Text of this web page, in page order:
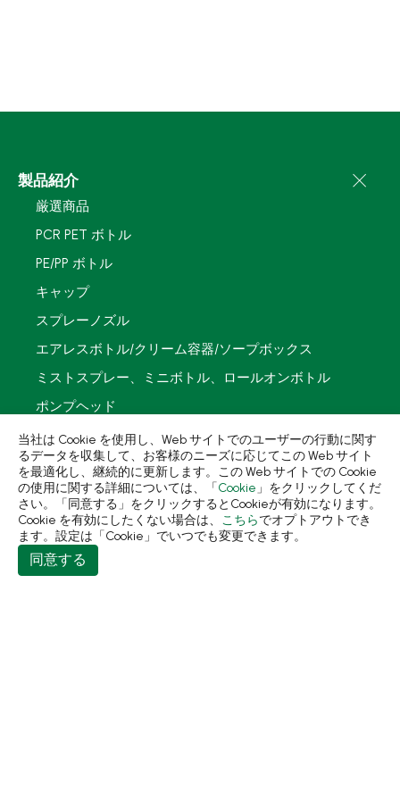
製品紹介
厳選商品
PCR PET ボトル
PE/PP ボトル
キャップ
スプレーノズル
エアレスボトル/クリーム容器/ソープボックス
ミストスプレー、ミニボトル、ロールオンボトル
ポンプヘッド
PCR PETプリフォーム
再生資源製品
技術力
使用用途
持続可能な経営
当社は Cookie を使用し、Web サイトでのユーザーの行動に関す
るデータを収集して、お客様のニーズに応じてこの Web サイト
を最適化し、継続的に更新します。この Web サイトでの Cookie
の使用に関する詳細については、「Cookie 」をクリックしてくだ
さい。「同意する」をクリックするとCookieが有効になります。
Cookie を有効にしたくない場合は、 こちらでオプトアウトでき
ます。設定は「Cookie」でいつでも変更できます。
同意する